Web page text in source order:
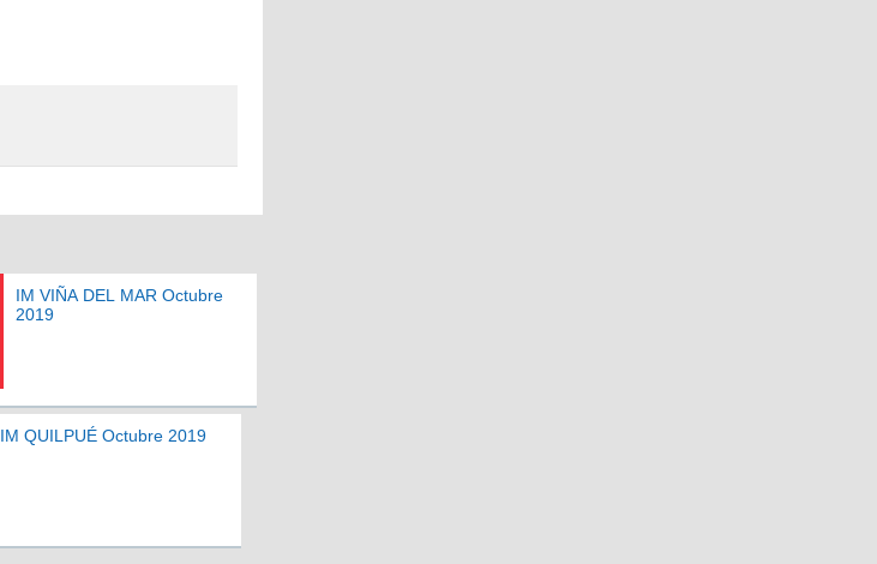
IM VIÑA DEL MAR Octubre
2019
IM QUILPUÉ Octubre 2019